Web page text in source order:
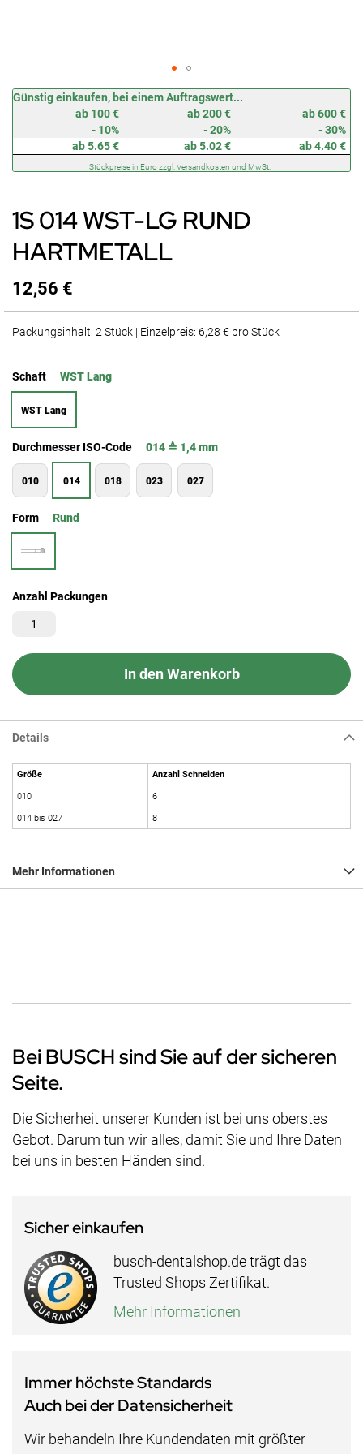
Günstig einkaufen, bei einem Auftragswert...
ab 100 €
ab 200 €
ab 600 €
- 10%
- 20%
- 30%
ab 5.65 €
ab 5.02 € ab 4.40 €
Stückpreise in Euro zzgl. Versandkosten und MwSt.
1S 014 WST-LG RUND
HARTMETALL
12,56 €
Packungsinhalt: 2 Stück | Einzelpreis: 6,28 € pro Stück
Schaft WST Lang
WST Lang
Durchmesser ISO-Code 014 ≙ 1,4 mm
010 014 018 023 027
Form Rund
Anzahl Packungen
In den Warenkorb
Zum
Anfang
springen
Details
Größe
Anzahl Schneiden
010
6
014 bis 027
8
Mehr Informationen
Bei BUSCH sind Sie auf der sicheren
Seite.
Die Sicherheit unserer Kunden ist bei uns oberstes
Gebot. Darum tun wir alles, damit Sie und Ihre Daten
bei uns in besten Händen sind.
Sicher einkaufen
busch-dentalshop.de trägt das
Trusted Shops Zertifikat.
Mehr Informationen
Immer höchste Standards
Auch bei der Datensicherheit
Wir behandeln Ihre Kundendaten mit größter